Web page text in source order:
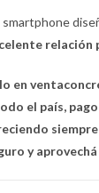
smartphone
relación
en
el país,
y